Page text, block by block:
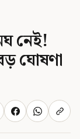
নেই!
ঘোষণা